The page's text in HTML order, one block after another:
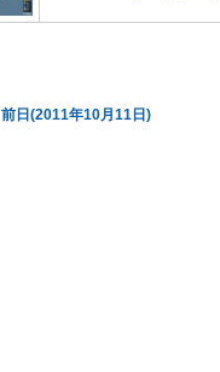
前日(2011年10月11日)